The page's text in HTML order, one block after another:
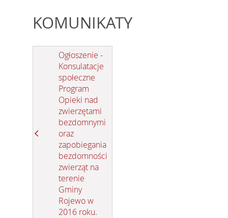
KOMUNIKATY
Ogłoszenie -
Konsulatacje
społeczne
Program
Opieki nad
zwierzętami
bezdomnymi
oraz
zapobiegania
bezdomności
zwierząt na
terenie
Gminy
Rojewo w
2016 roku.